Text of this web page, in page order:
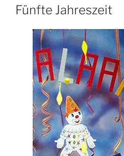
AM
Fünfte Jahreszeit